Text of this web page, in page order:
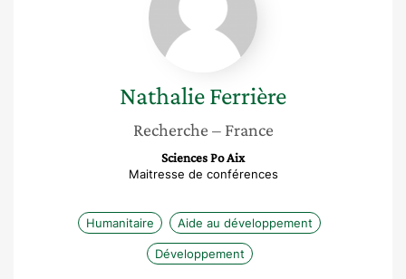
NathalieFerrière
Recherche – France
Sciences Po Aix
Maitresse de conférences
Humanitaire Aide au développement
Développement